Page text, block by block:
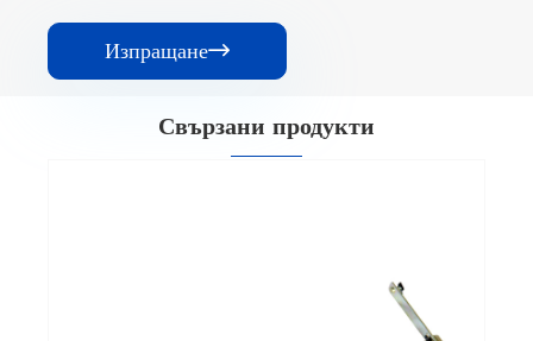
Изпращане
Свързани продукти